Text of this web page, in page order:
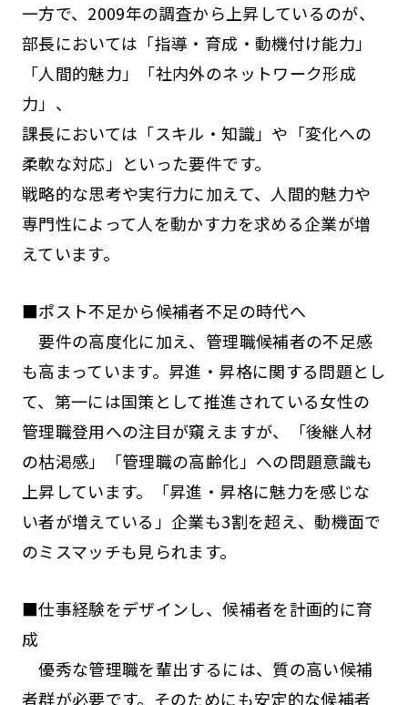
一方で、2009年の調査から上昇しているのが、
部長においては「指導・育成・動機付け能力」
「人間的魅力」「社内外のネットワーク形成
力」、
課長においては「スキル・知識」や「変化への
柔軟な対応」といった要件です。
戦略的な思考や実行力に加えて、人間的魅力や
専門性によって人を動かす力を求める企業が増
えています。
■ポスト不足から候補者不足の時代へ
要件の高度化に加え、管理職候補者の不足感
も高まっています。昇進・昇格に関する問題とし
て、第一には国策として推進されている女性の
管理職登用への注目が窺えますが、「後継人材
の枯渇感」「管理職の高齢化」への問題意識も
上昇しています。「昇進・昇格に魅力を感じな
い者が増えている」企業も3割を超え、動機面で
のミスマッチも見られます。
■仕事経験をデザインし、候補者を計画的に育
成
優秀な管理職を輩出するには、質の高い候補
者群が必要です。そのためにも安定的な候補者